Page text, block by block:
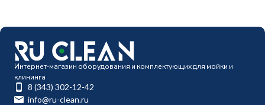
Интернет-магазин оборудования и комплектующих для мойки и
клининга
8 (343) 302-12-42
info@ru-clean.ru